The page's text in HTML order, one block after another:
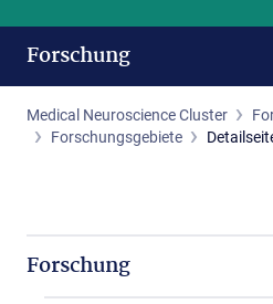
Forschung
Medical Neuroscience Cluster
Forschungsgebiete
Forschung